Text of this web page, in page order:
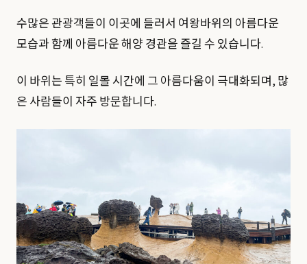
수많은 관광객들이 이곳에 들러서 여왕바위의 아름다운
모습과 함께 아름다운 해양 경관을 즐길 수 있습니다.
이 바위는 특히 일몰 시간에 그 아름다움이 극대화되며, 많
은 사람들이 자주 방문합니다.